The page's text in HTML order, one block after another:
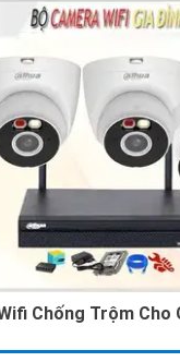
Chống Trộm Cho